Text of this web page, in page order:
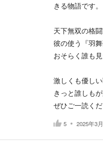
きる物語です。
天下無双の格
彼の使う『羽
おそらく誰も
激しくも優し
きっと誰しも
ぜひご一読くだ
5 2025年3